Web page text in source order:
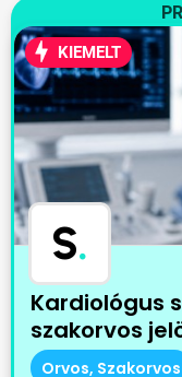
KIEMELT
S.
Kardiológus
szakorvos
Orvos, Szakorvos